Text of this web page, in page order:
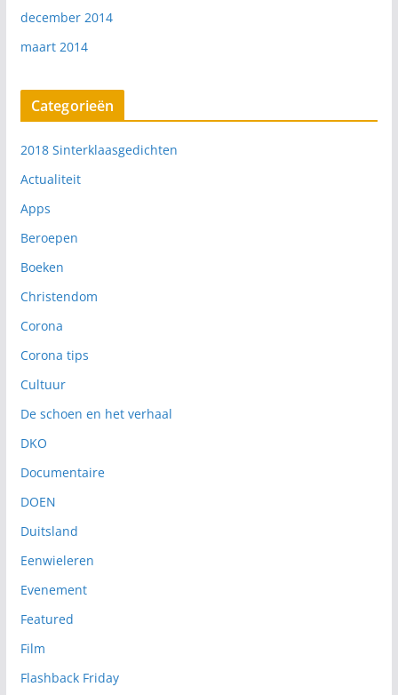
december 2014
maart 2014
Categorieën
2018 Sinterklaasgedichten
Actualiteit
Apps
Beroepen
Boeken
Christendom
Corona
Corona tips
Cultuur
De schoen en het verhaal
DKO
Documentaire
DOEN
Duitsland
Eenwieleren
Evenement
Featured
Film
Flashback Friday